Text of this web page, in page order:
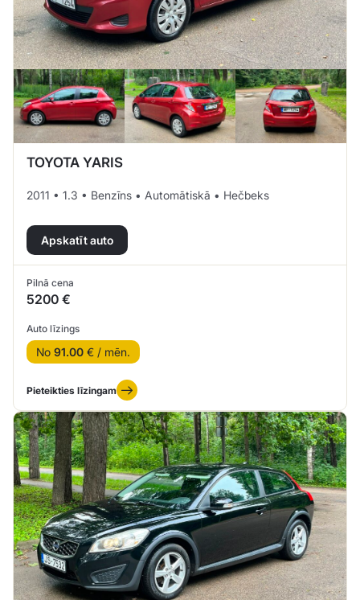
TOYOTA YARIS
2011 • 1.3 • Benzīns • Automātiskā • Hečbeks
Apskatīt auto
Pilnā cena
5200 €
Auto līzings
No 91.00 € / mēn.
Pieteikties līzingam